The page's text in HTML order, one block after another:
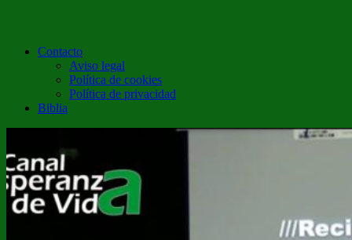
Contacto
Aviso legal
Política de cookies
Política de privacidad
Biblia